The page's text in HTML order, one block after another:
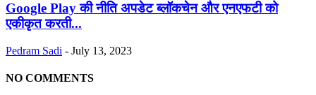
Google Play की नीति अपडेट ब्लॉकचेन और एनएफटी को
एकीकृत करती...
Pedram Sadi - July 13, 2023
NO COMMENTS